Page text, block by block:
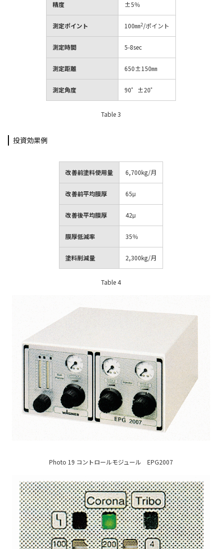
精度 ±5％
測定ポイント 100㎜2/ポイント
測定時間 5-8sec
測定距離 650±150㎜
測定角度 90゜±20゜
Table 3
投資効果例
改善前塗料使用量 6,700kg/月
改善前平均膜厚 65μ
改善後平均膜厚 42μ
膜厚低減率 35％
塗料削減量 2,300kg/月
Table 4
Photo 19 コントロールモジュール EPG2007